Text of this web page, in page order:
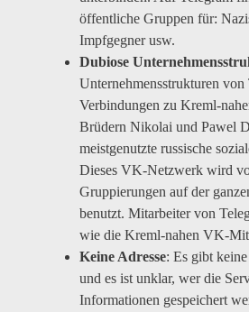
öffentliche Gruppen für:
Impfgegner usw.
Dubiose
Unternehmensstrukturen
Verbindungen zu Kreml-
Brüdern Nikolai und Pawel
meistgenutzte russische
Dieses VK-Netzwerk wird
Gruppierungen auf der
benutzt. Mitarbeiter von
wie die Kreml-nahen VK-
Keine Adresse: Es gibt
und es ist unklar, wer die
Informationen gespeichert